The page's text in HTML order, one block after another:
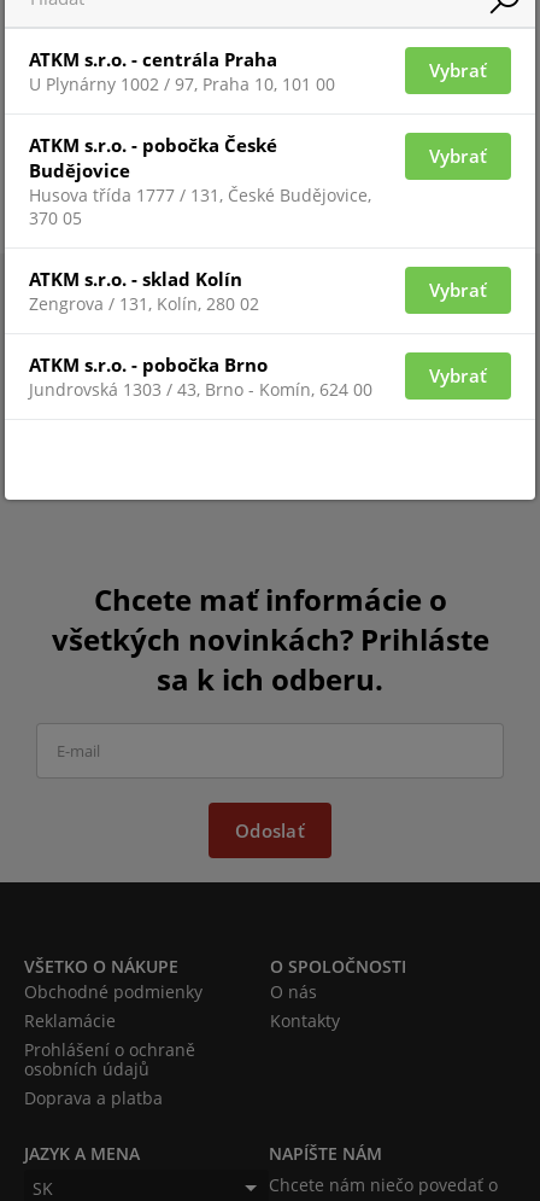
Pre zobrazenie informácií je nutné byť prihlásený
Chcete mať informácie o
všetkých novinkách? Prihláste
sa k ich odberu.
Odoslať
VŠETKO O NÁKUPE
Obchodné podmienky
Reklamácie
Prohlášení o ochraně
osobních údajů
Doprava a platba
O SPOLOČNOSTI
O nás
Kontakty
JAZYK A MENA
SK
NAPÍŠTE NÁM
Chcete nám niečo povedať o
ATKM s.r.o. - centrála Praha
U Plynárny 1002 / 97, Praha 10, 101 00
Vybrať
ATKM s.r.o. - pobočka České
Budějovice
Husova třída 1777 / 131, České Budějovice,
370 05
Vybrať
ATKM s.r.o. - sklad Kolín
Zengrova / 131, Kolín, 280 02
Vybrať
ATKM s.r.o. - pobočka Brno
Jundrovská 1303 / 43, Brno - Komín, 624 00
Vybrať